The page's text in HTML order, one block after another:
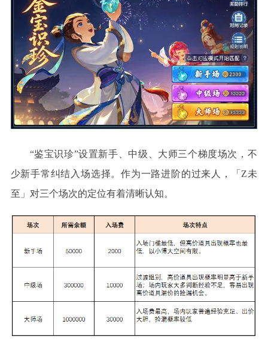
“鉴宝识珍”设置新手、中级、大师三个梯度场次，不
少新手常纠结入场选择。作为一路进阶的过来人，
「 Z未
至」 对三个场次的定位有着清晰认知。